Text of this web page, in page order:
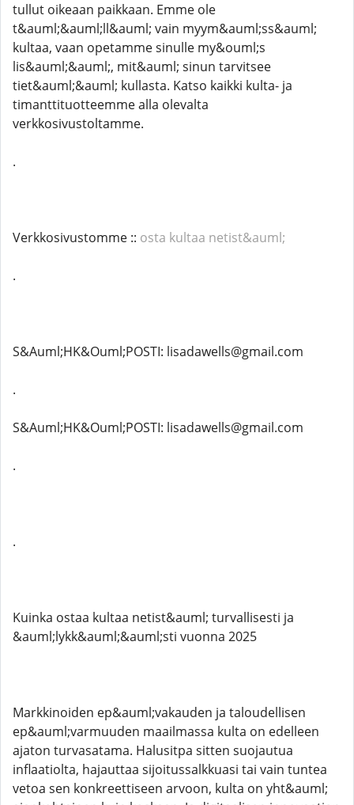
tullut oikeaan paikkaan. Emme ole
t&auml;&auml;ll&auml; vain myym&auml;ss&auml;
kultaa, vaan opetamme sinulle my&ouml;s
lis&auml;&auml;, mit&auml; sinun tarvitsee
tiet&auml;&auml; kullasta. Katso kaikki kulta- ja
timanttituotteemme alla olevalta
verkkosivustoltamme.
.
Verkkosivustomme :: osta kultaa netist&auml;
.
S&Auml;HK&Ouml;POSTI: lisadawells@gmail.com
.
S&Auml;HK&Ouml;POSTI: lisadawells@gmail.com
.
.
Kuinka ostaa kultaa netist&auml; turvallisesti ja
&auml;lykk&auml;&auml;sti vuonna 2025
Markkinoiden ep&auml;vakauden ja taloudellisen
ep&auml;varmuuden maailmassa kulta on edelleen
ajaton turvasatama. Halusitpa sitten suojautua
inflaatiolta, hajauttaa sijoitussalkkuasi tai vain tuntea
vetoa sen konkreettiseen arvoon, kulta on yht&auml;